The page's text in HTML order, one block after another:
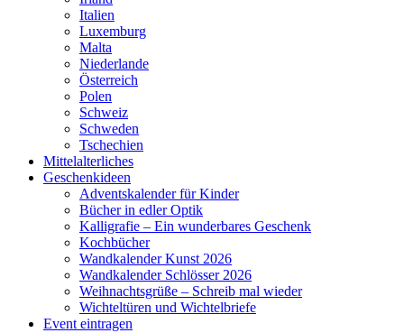
Italien
Luxemburg
Malta
Niederlande
Österreich
Polen
Schweiz
Schweden
Tschechien
Mittelalterliches
Geschenkideen
Adventskalender für Kinder
Bücher in edler Optik
Kalligrafie – Ein wunderbares Geschenk
Kochbücher
Wandkalender Kunst 2026
Wandkalender Schlösser 2026
Weihnachtsgrüße – Schreib mal wieder
Wichteltüren und Wichtelbriefe
Event eintragen